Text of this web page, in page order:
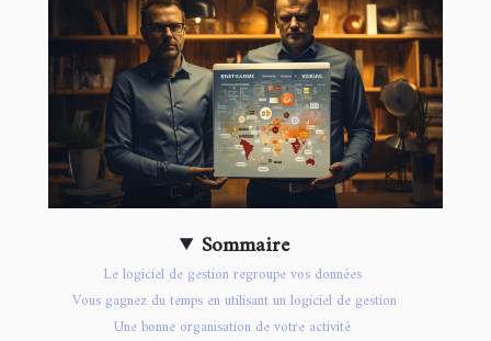
Sommaire
Le logiciel de gestion regroupe vos données
Vous gagnez du temps en utilisant un logiciel de gestion
Une bonne organisation de votre activité